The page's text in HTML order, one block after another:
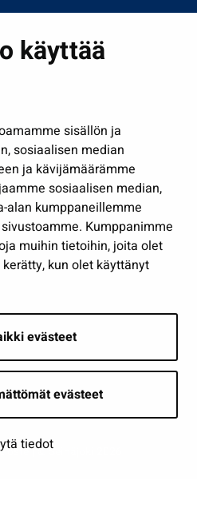
käyttää
sisällön ja
sosiaalisen median
ja kävijämäärämme
sosiaalisen median,
alan kumppaneillemme
Kumppanimme
muihin tietoihin, joita olet
kun olet käyttänyt
evästeet
evästeet
tiedot
| © Seinäjoki 2026